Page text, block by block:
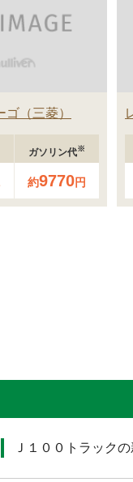
ゴ 三菱
ガソリン代※
約9770円
Ｊ１００トラック